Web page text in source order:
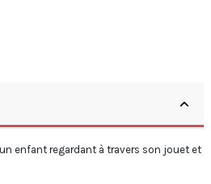
enfant regardant à travers son jouet et